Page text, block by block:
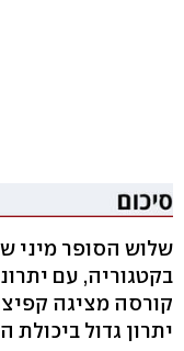
שלוש הסופר מיני
בקטגוריה, עם
קורסה מציגה
יתרון גדול